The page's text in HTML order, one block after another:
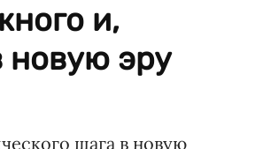
и,
новую эру
шага в новую